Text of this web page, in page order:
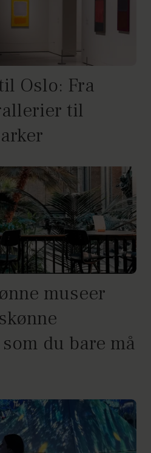
Oslo: Fra
til
museer
du bare må